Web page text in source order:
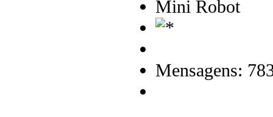
Mini Robot
Mensagens: